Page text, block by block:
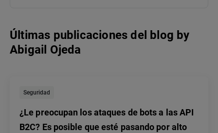
Últimas publicaciones del blog by
Abigail Ojeda
Seguridad
¿Le preocupan los ataques de bots a las API
B2C? Es posible que esté pasando por alto